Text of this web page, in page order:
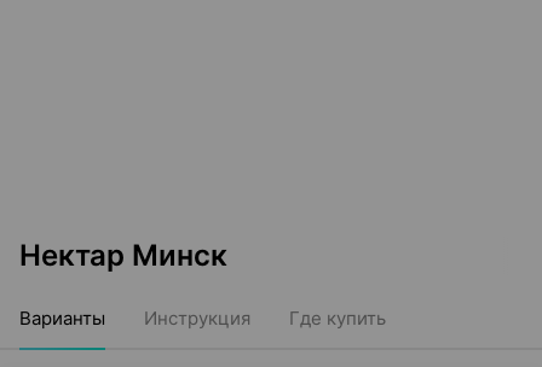
Нектар Минск
Варианты Инструкция Где купить